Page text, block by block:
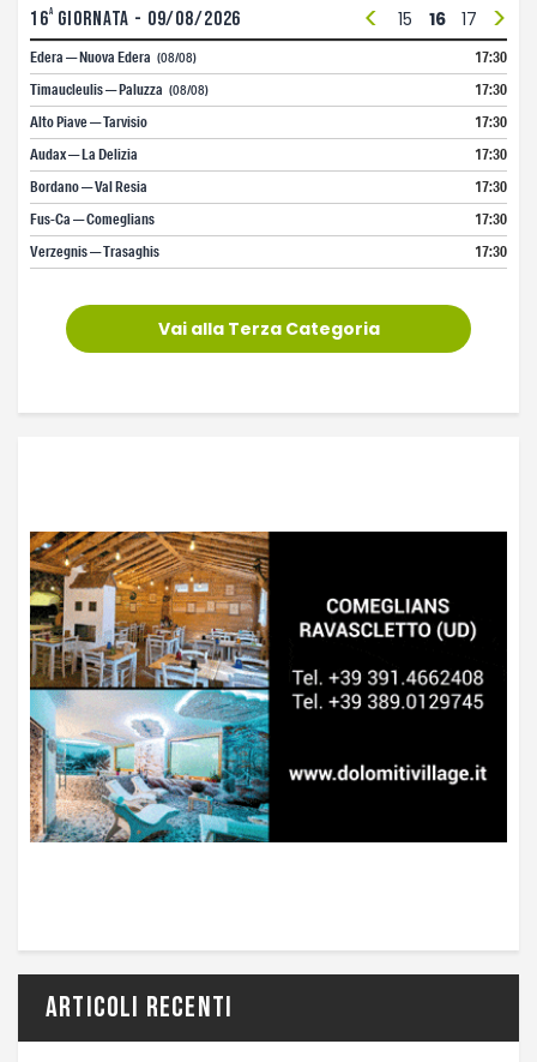
16a giornata - 09/08/2026
4 5 6 7 8 9 10 14 15 16 17 18
< >
Edera — Nuova Edera (08/08)
17:30
Timaucleulis — Paluzza (08/08)
17:30
Alto Piave — Tarvisio
17:30
Audax — La Delizia
17:30
Bordano — Val Resia
17:30
Fus-Ca — Comeglians
17:30
Verzegnis — Trasaghis
17:30
Vai alla Terza Categoria
Articoli recenti